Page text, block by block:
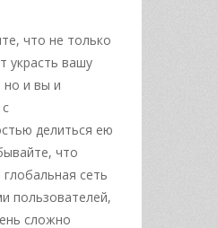
что не только
украсть вашу
и вы и
делиться ею
что
глобальная сеть
пользователей,
сложно